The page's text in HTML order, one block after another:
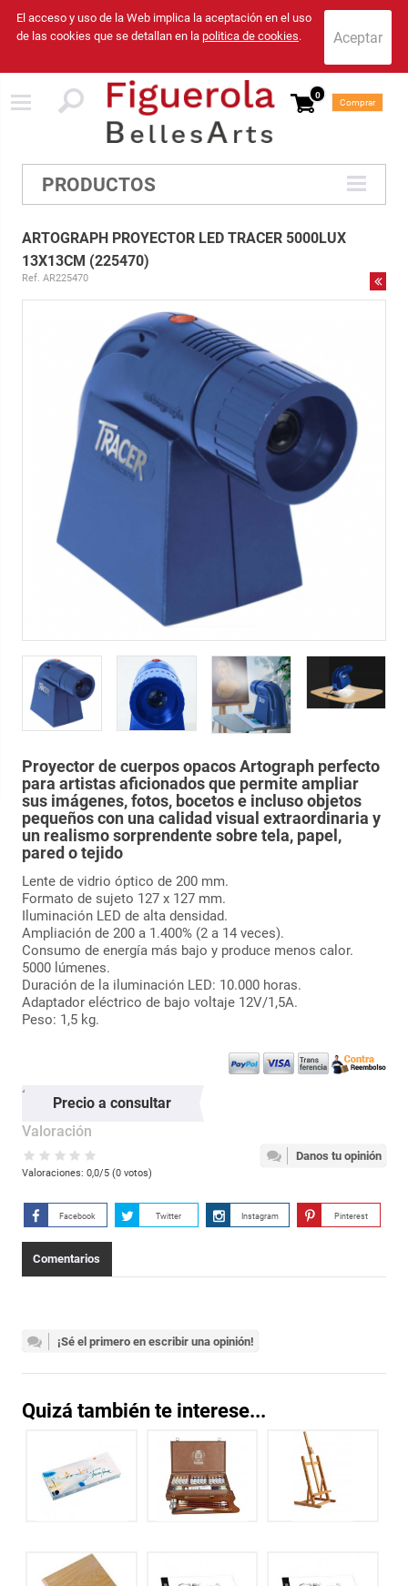
El acceso y uso de la Web implica la aceptación en el uso
de las cookies que se detallan en la politica de cookies.
0
Comprar
PRODUCTOS
ARTOGRAPH PROYECTOR LED TRACER 5000LUX
13X13CM (225470)
Ref. AR225470
Proyector de cuerpos opacos Artograph perfecto
para artistas aficionados que permite ampliar
sus imágenes, fotos, bocetos e incluso objetos
pequeños con una calidad visual extraordinaria y
un realismo sorprendente sobre tela, papel,
pared o tejido
Lente de vidrio óptico de 200 mm.
Formato de sujeto 127 x 127 mm.
Iluminación LED de alta densidad.
Ampliación de 200 a 1.400% (2 a 14 veces).
Consumo de energía más bajo y produce menos calor.
5000 lúmenes.
Duración de la iluminación LED: 10.000 horas.
Adaptador eléctrico de bajo voltaje 12V/1,5A.
Peso: 1,5 kg.
Precio a consultar
Danos tu opinión
Valoración
Valoraciones: 0,0/5 (0votos)
Facebook Twitter Instagram Pinterest
Comentarios
¡Sé el primero en escribir una opinión!
Quizá también te interese...